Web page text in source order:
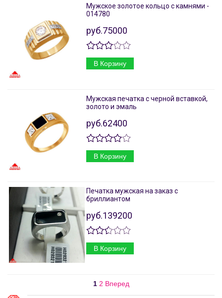
Мужское золотое кольцо с камнями -
014780
руб.75000
В Корзину
Мужская печатка с черной вставкой,
золото и эмаль
руб.62400
В Корзину
Печатка мужская на заказ с
бриллиантом
руб.139200
В Корзину
1 2 Вперед